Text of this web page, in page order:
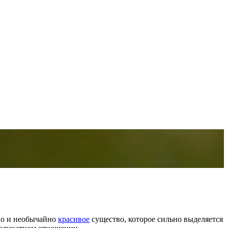
и необычайно красивое существо, которое сильно выделяется